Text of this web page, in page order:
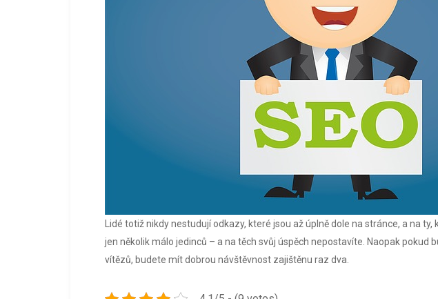
Lidé totiž nikdy nestudují odkazy, které jsou až úplně dole na stránce, a na
jen několik málo jedinců – a na těch svůj úspěch nepostavíte. Naopak pokud
vítězů, budete mít dobrou návštěvnost zajištěnu raz dva.